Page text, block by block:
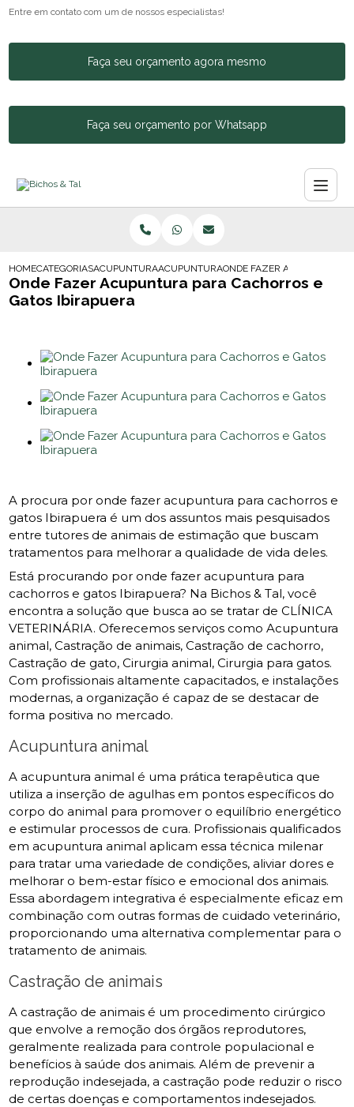
Entre em contato com um de nossos especialistas!
Faça seu orçamento agora mesmo
Faça seu orçamento por Whatsapp
HOMECATEGORIASACUPUNTURA ANIMALACUPUNTURA PARA CACHORRO BOM
ONDE FAZER ACUPUNTURA
Onde Fazer Acupuntura para Cachorros e
Gatos Ibirapuera
A procura por onde fazer acupuntura para cachorros e
gatos Ibirapuera é um dos assuntos mais pesquisados
entre tutores de animais de estimação que buscam
tratamentos para melhorar a qualidade de vida deles.
Está procurando por onde fazer acupuntura para
cachorros e gatos Ibirapuera? Na Bichos & Tal, você
encontra a solução que busca ao se tratar de CLÍNICA
VETERINÁRIA. Oferecemos serviços como Acupuntura
animal, Castração de animais, Castração de cachorro,
Castração de gato, Cirurgia animal, Cirurgia para gatos.
Com profissionais altamente capacitados, e instalações
modernas, a organização é capaz de se destacar de
forma positiva no mercado.
Acupuntura animal
A acupuntura animal é uma prática terapêutica que
utiliza a inserção de agulhas em pontos específicos do
corpo do animal para promover o equilíbrio energético
e estimular processos de cura. Profissionais qualificados
em acupuntura animal aplicam essa técnica milenar
para tratar uma variedade de condições, aliviar dores e
melhorar o bem-estar físico e emocional dos animais.
Essa abordagem integrativa é especialmente eficaz em
combinação com outras formas de cuidado veterinário,
proporcionando uma alternativa complementar para o
tratamento de animais.
Castração de animais
A castração de animais é um procedimento cirúrgico
que envolve a remoção dos órgãos reprodutores,
geralmente realizada para controle populacional e
benefícios à saúde dos animais. Além de prevenir a
reprodução indesejada, a castração pode reduzir o risco
de certas doenças e comportamentos indesejados.